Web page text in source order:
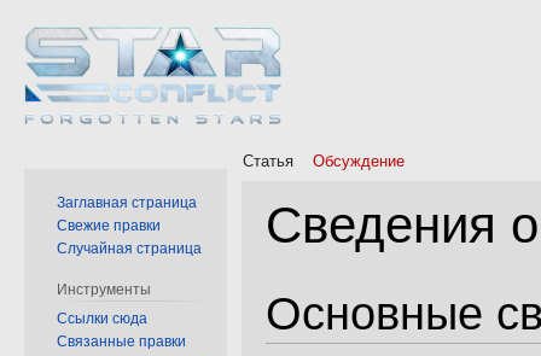
Сведения
Перейти
к
навигации
Перейти
к
поиску
Основные
Статья Обсуждение
Заглавная страница
Свежие правки
Случайная страница
Инструменты
Ссылки сюда
Связанные правки